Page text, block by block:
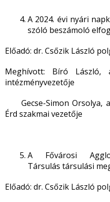
A 2024. évi nyári
szóló beszámoló
Előadó: dr. Csőzik László
Meghívott: Bíró László,
intézményvezetője
Gecse-Simon Orsolya,
Érd szakmai vezetője
A Fővárosi
Társulás társulási
Előadó: dr. Csőzik László